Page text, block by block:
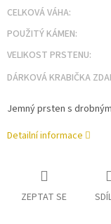
CELKOVÁ VÁHA:
POUŽITÝ KÁMEN:
VELIKOST PRSTENU:
DÁRKOVÁ KRABIČKA
Jemný prsten s
Detailní informace
ZEPTAT SE